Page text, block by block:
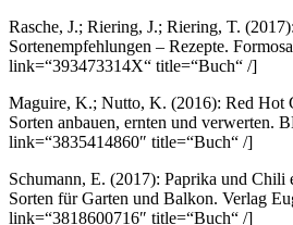
Rasche, J.; Riering, J.; Riering, T.
Sortenempfehlungen – Rezepte.
link=“393473314X“ title=“Buch“ /]
Maguire, K.; Nutto, K. (2016): Red Hot
Sorten anbauen, ernten und verwerten.
link=“3835414860″ title=“Buch“ /]
Schumann, E. (2017): Paprika und Chili
Sorten für Garten und Balkon. Verlag
link=“3818600716″ title=“Buch“ /]